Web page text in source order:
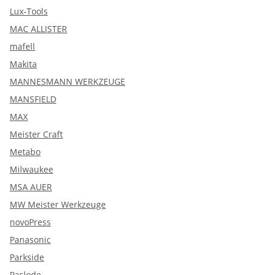
Lux-Tools
MAC ALLISTER
mafell
Makita
MANNESMANN WERKZEUGE
MANSFIELD
MAX
Meister Craft
Metabo
Milwaukee
MSA AUER
MW Meister Werkzeuge
novoPress
Panasonic
Parkside